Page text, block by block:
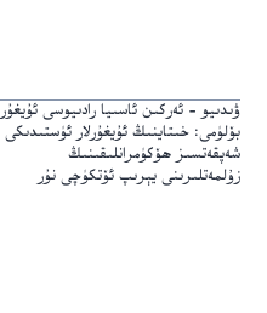
ۋىدىيو – ئەركىن ئاسىيا رادىيوسى ئۇيغۇر
بۆلۈمى: خىتاينىڭ ئۇيغۇرلار ئۈستىدىكى
شەپقەتسىز ھۆكۈمرانلىقىنىڭ
زۇلمەتلىرىنى يېرىپ ئۆتكۈچى نۇر